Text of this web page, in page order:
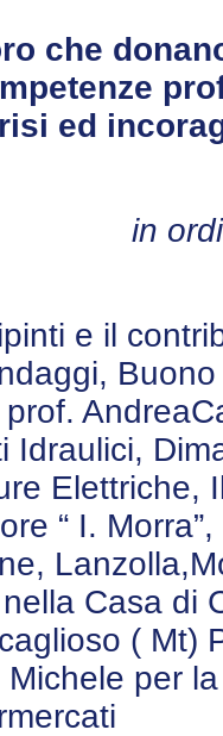
che
ed
in
e il
Idraulici,
Elettriche,
“ I.
Casa di
( Mt)
per